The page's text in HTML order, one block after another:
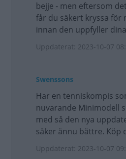
bejje - men eftersom
får du säkert kryssa för
innan den uppfyller
Uppdaterat: 2023-10-07
Swenssons
Har en tenniskompis
nuvarande Minimodell
med så den nya
säker ännu bättre. Köp
Uppdaterat: 2023-10-07